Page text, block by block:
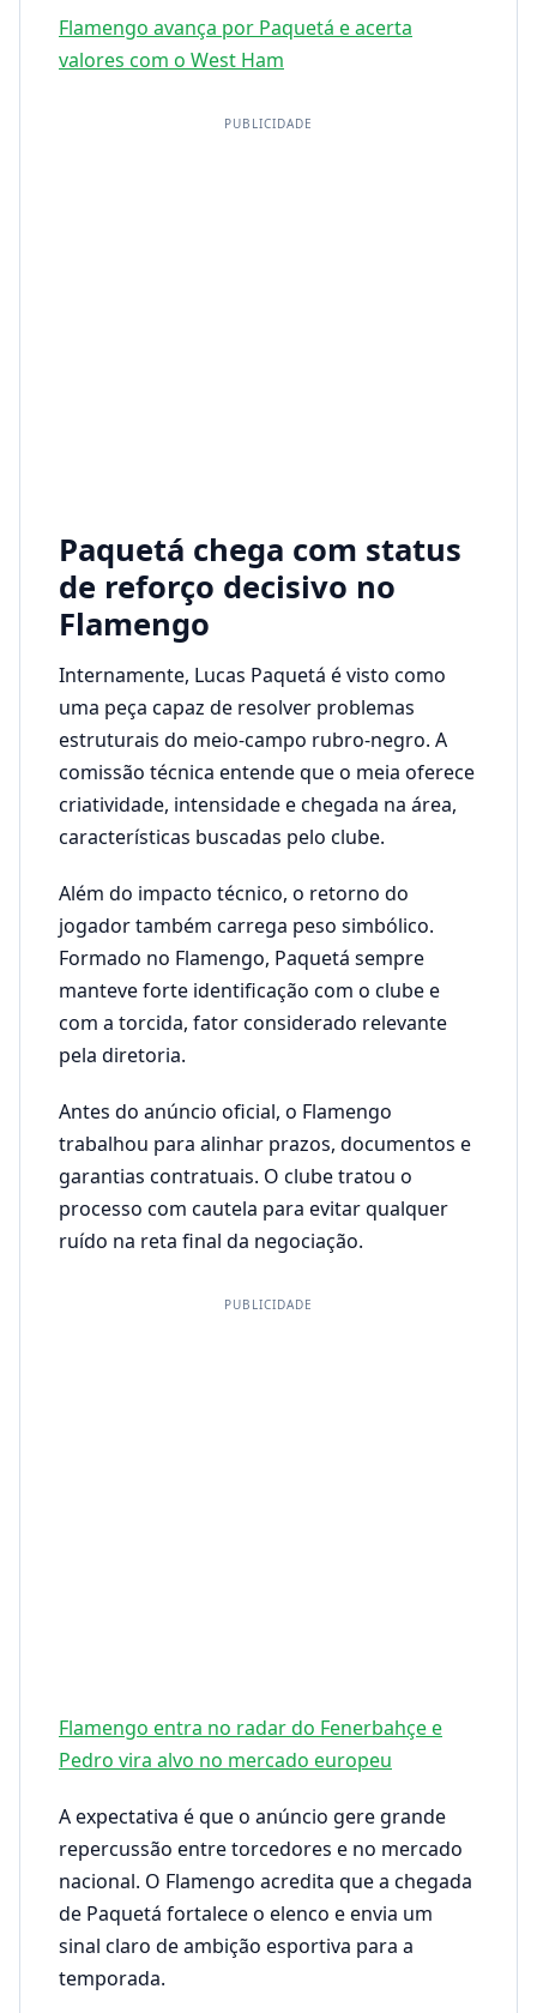
Flamengo avança por Paquetá e acerta
valores com o West Ham
PUBLICIDADE
Paquetá chega com status
de reforço decisivo no
Flamengo
Internamente, Lucas Paquetá é visto como
uma peça capaz de resolver problemas
estruturais do meio-campo rubro-negro. A
comissão técnica entende que o meia oferece
criatividade, intensidade e chegada na área,
características buscadas pelo clube.
Além do impacto técnico, o retorno do
jogador também carrega peso simbólico.
Formado no Flamengo, Paquetá sempre
manteve forte identificação com o clube e
com a torcida, fator considerado relevante
pela diretoria.
Antes do anúncio oficial, o Flamengo
trabalhou para alinhar prazos, documentos e
garantias contratuais. O clube tratou o
processo com cautela para evitar qualquer
ruído na reta final da negociação.
PUBLICIDADE
Flamengo entra no radar do Fenerbahçe e
Pedro vira alvo no mercado europeu
A expectativa é que o anúncio gere grande
repercussão entre torcedores e no mercado
nacional. O Flamengo acredita que a chegada
de Paquetá fortalece o elenco e envia um
sinal claro de ambição esportiva para a
temporada.